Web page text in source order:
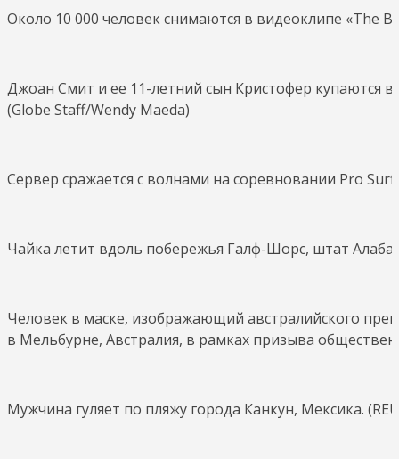
Около 10 000 человек снимаются в видеоклипе «The
Джоан Смит и ее 11-летний сын Кристофер купаются
(Globe Staff/Wendy Maeda)
Сервер сражается с волнами на соревновании Pro
Чайка летит вдоль побережья Галф-Шорс, штат
Человек в маске, изображающий австралийского
в Мельбурне, Австралия, в рамках призыва
Мужчина гуляет по пляжу города Канкун, Мексика.